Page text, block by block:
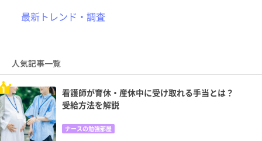
最新トレンド・調査
人気記事一覧
看護師が育休・産休中に受け取れる手当とは？
受給方法を解説
ナースの勉強部屋